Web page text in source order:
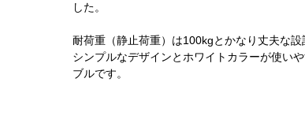
した。
耐荷重（静止荷重）は100kgとかなり丈夫な
シンプルなデザインとホワイトカラーが使い
ブルです。